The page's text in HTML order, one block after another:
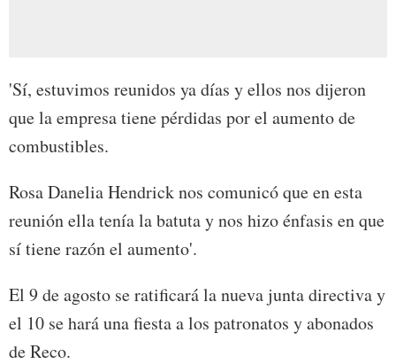
'Sí, estuvimos reunidos ya días y ellos nos dijeron
que la empresa tiene pérdidas por el aumento de
combustibles.
Rosa Danelia Hendrick nos comunicó que en esta
reunión ella tenía la batuta y nos hizo énfasis en que
sí tiene razón el aumento'.
El 9 de agosto se ratificará la nueva junta directiva y
el 10 se hará una fiesta a los patronatos y abonados
de Reco.